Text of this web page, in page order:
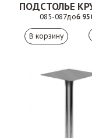
ПОДСТОЛЬЕ
085-087до6